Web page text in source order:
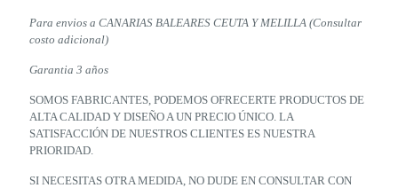
Para envios a CANARIAS BALEARES CEUTA Y MELILLA (Consultar
costo adicional)
Garantia 3 años
SOMOS FABRICANTES, PODEMOS OFRECERTE PRODUCTOS DE
ALTA CALIDAD Y DISEÑO A UN PRECIO ÚNICO. LA
SATISFACCIÓN DE NUESTROS CLIENTES ES NUESTRA
PRIORIDAD.
SI NECESITAS OTRA MEDIDA, NO DUDE EN CONSULTAR CON